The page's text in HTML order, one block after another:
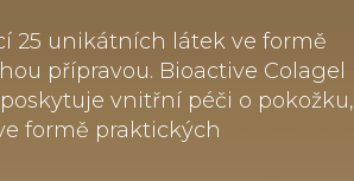
25 unikátních látek ve formě
přípravou. Bioactive Colagel
vnitřní péči o pokožku,
formě praktických